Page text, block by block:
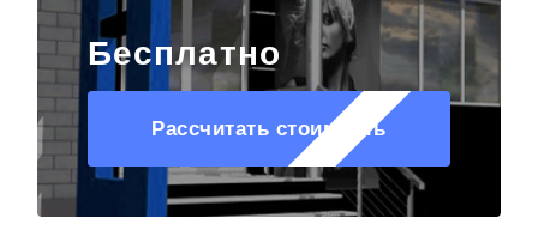
Бесплатно
Рассчитать стоимость